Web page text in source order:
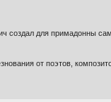
создал для примадонны
от поэтов,